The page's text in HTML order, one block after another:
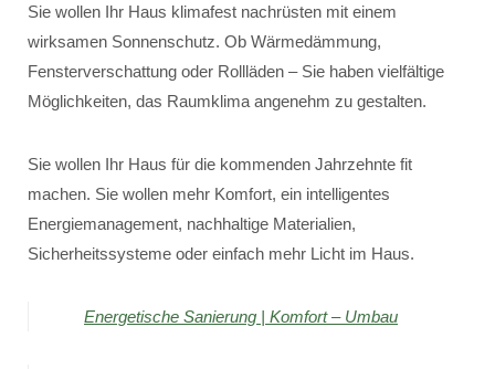
Sie wollen Ihr Haus klimafest nachrüsten mit einem
wirksamen Sonnenschutz. Ob Wärmedämmung,
Fensterverschattung oder Rollläden – Sie haben vielfältige
Möglichkeiten, das Raumklima angenehm zu gestalten.
Sie wollen Ihr Haus für die kommenden Jahrzehnte fit
machen. Sie wollen mehr Komfort, ein intelligentes
Energiemanagement, nachhaltige Materialien,
Sicherheitssysteme oder einfach mehr Licht im Haus.
Energetische Sanierung | Komfort – Umbau